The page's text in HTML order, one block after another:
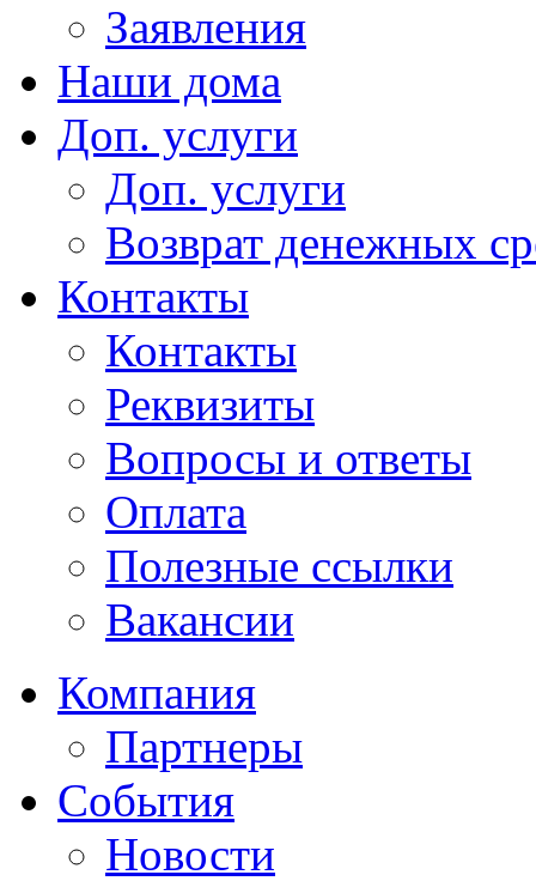
Заявления
Наши дома
Доп. услуги
Доп. услуги
Возврат денежных
Контакты
Контакты
Реквизиты
Вопросы и ответы
Оплата
Полезные ссылки
Вакансии
Компания
Партнеры
События
Новости